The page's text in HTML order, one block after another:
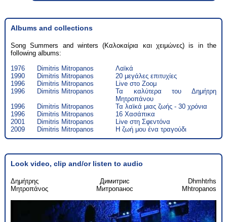
Albums and collections
Song Summers and winters (Καλοκαίρια και χειμώνες) is in the
following albums:
1976
Dimitris Mitropanos
Λαϊκά
1990
Dimitris Mitropanos
20 μεγάλες επιτυχίες
1996
Dimitris Mitropanos
Live στο Ζοομ
1996
Dimitris Mitropanos
Τα καλύτερα του Δημήτρη
Μητροπάνου
1996
Dimitris Mitropanos
Τα λαϊκά μιας ζωής - 30 χρόνια
1996
Dimitris Mitropanos
16 Χασάπικα
2001
Dimitris Mitropanos
Live στη Σφεντόνα
2009
Dimitris Mitropanos Η ζωή μου ένα τραγούδι
Look video, clip and/or listen to audio
Δημήτρης
Μητροπάνος
Димитрис
Митропанос
Dhmhtrhs
Mhtropanos